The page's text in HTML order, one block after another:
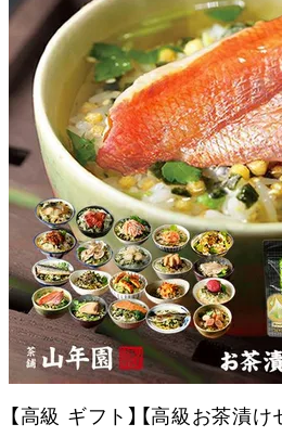
【高級 ギフト】【高級お茶漬